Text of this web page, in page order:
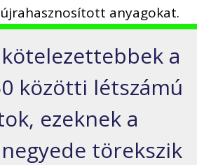
anyagokat.
a
közötti létszámú
ezeknek a
törekszik